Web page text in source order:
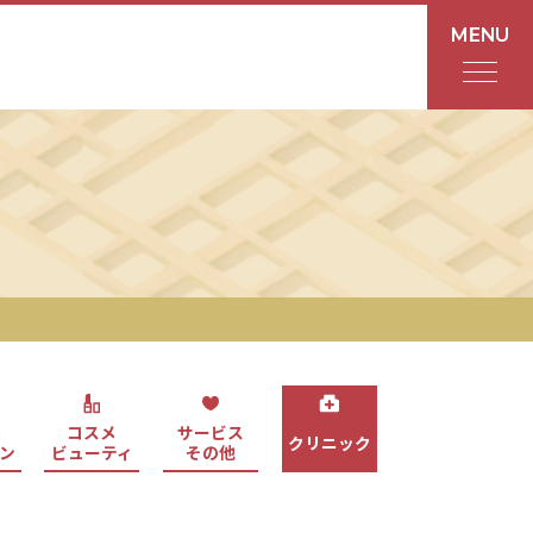
MENU
あんと
Rinto
ショップ検索
コスメ
ビューティ
サービス
その他
クリニック